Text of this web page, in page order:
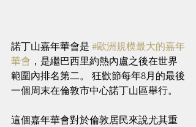
諾丁山嘉年華會是 #歐洲規模最大的嘉年
華會 ，是繼巴西里約熱內盧之後在世界
範圍內排名第二。 狂歡節每年8月的最後
一個周末在倫敦市中心諾丁山區舉行。
這個嘉年華會對於倫敦居民來說尤其重